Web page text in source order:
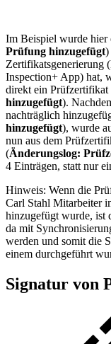
Im Beispiel wurde hier
Prüfung hinzugefügt)
Zertifikatsgenerierung
Inspection+ App) hat,
direkt ein Prüfzertifikat
hinzugefügt).
nachträglich
hinzugefügt), wurde
nun aus dem
(Änderungslog:
4 Einträgen, statt nur
Hinweis: Wenn die
Carl Stahl Mitarbeiter
hinzugefügt wurde, ist
da mit
werden und somit die
einem durchgeführt
Signatur von